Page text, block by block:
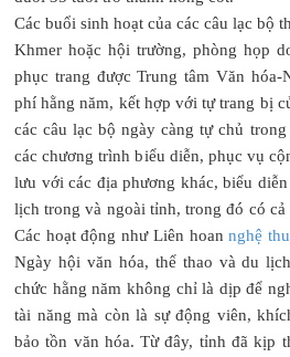
Các buổi sinh hoạt của các câu lạc bộ
Khmer hoặc hội trường, phòng họp
phục trang được Trung tâm Văn
phí hằng năm, kết hợp với tự trang bị
các câu lạc bộ ngày càng tự chủ
các chương trình biểu diễn, phục vụ
lưu với các địa phương khác, biểu
lịch trong và ngoài tỉnh, trong đó có
Các hoạt động như Liên hoannghệ
Ngày hội văn hóa, thể thao và du
chức hằng năm không chỉ là dịp để
tài năng mà còn là sự động viên,
bảo tồn văn hóa. Từ đây, tỉnh đã kịp